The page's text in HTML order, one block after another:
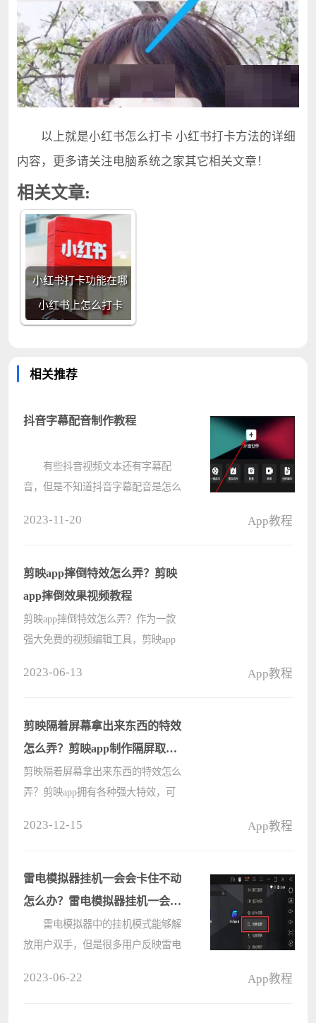
以上就是小红书怎么打卡 小红书打卡方法的详细
内容，更多请关注电脑系统之家其它相关文章！
相关文章:
小红书打卡功能在哪
小红书上怎么打卡
相关推荐
抖音字幕配音制作教程
有些抖音视频文本还有字幕配
音，但是不知道抖音字幕配音是怎么
字幕配音功能。 2、所以我
们????
2023-11-20 App教程
剪映app摔倒特效怎么弄？剪映
app摔倒效果视频教程
剪映app摔倒特效怎么弄？作为一款
强大免费的视频编辑工具，剪映app
程吧。 剪映app摔倒效果
2023-06-13 App教程
剪映隔着屏幕拿出来东西的特效
怎么弄？剪映app制作隔屏取物
特效教程视频
剪映隔着屏幕拿出来东西的特效怎么
弄？剪映app拥有各种强大特效，可
如经常看到的视频隔屏取物的视频，
具体????
2023-12-15 App教程
雷电模拟器挂机一会会卡住不动
怎么办？雷电模拟器挂机一会会
卡住不动的解决方法
雷电模拟器中的挂机模式能够解
放用户双手，但是很多用户反映雷电
2023-06-22 App教程